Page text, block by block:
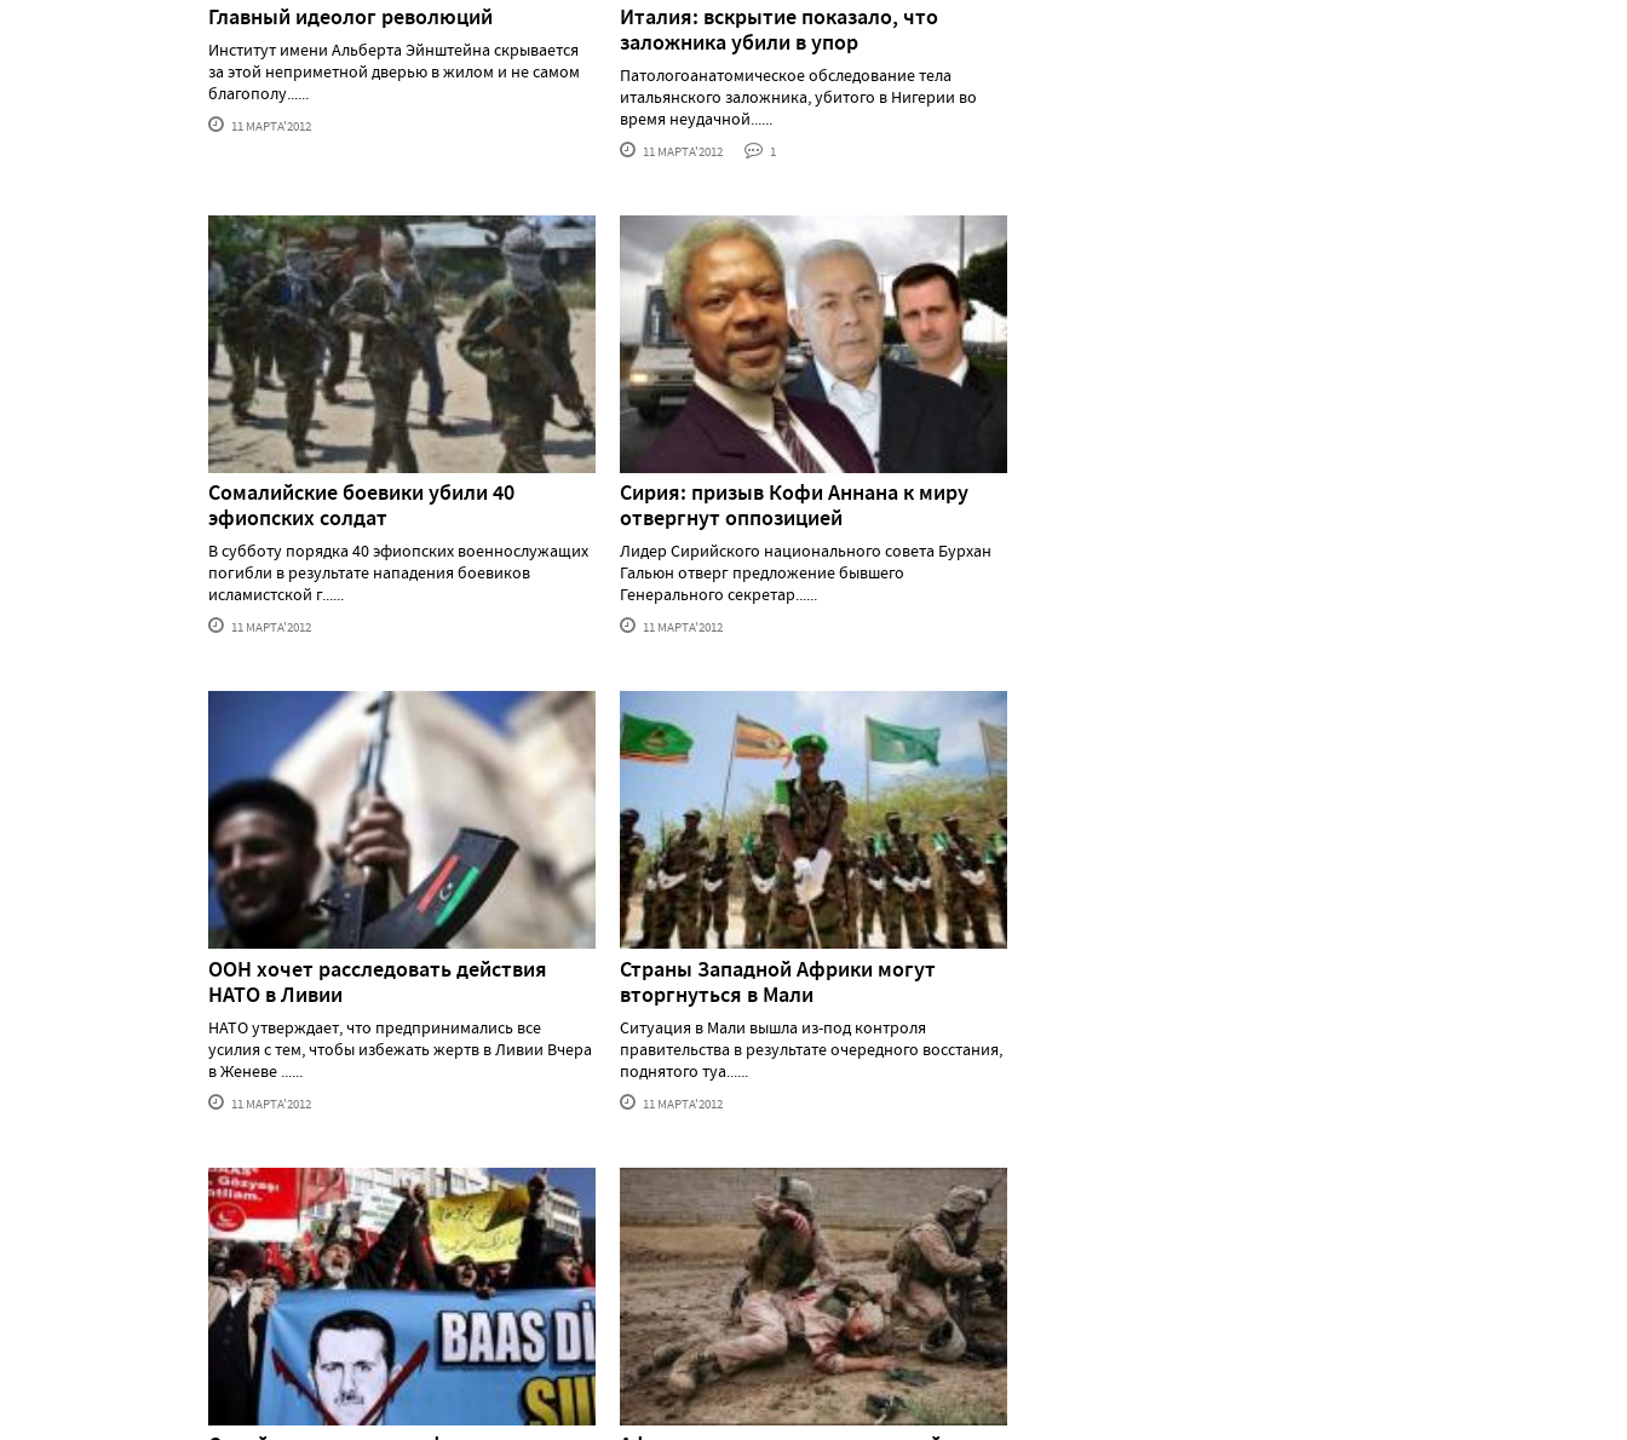
Главный идеолог революций
Институт имени Альберта Эйнштейна скрывается
за этой неприметной дверью в жилом и не самом
благополу......
11 МАРТА'2012
Италия: вскрытие показало, что
заложника убили в упор
Патологоанатомическое обследование тела
итальянского заложника, убитого в Нигерии во
время неудачной......
11 МАРТА'2012 1
Сомалийские боевики убили 40
эфиопских солдат
В субботу порядка 40 эфиопских военнослужащих
погибли в результате нападения боевиков
исламистской г......
11 МАРТА'2012
Сирия: призыв Кофи Аннана к миру
отвергнут оппозицией
Лидер Сирийского национального совета Бурхан
Гальюн отверг предложение бывшего
Генерального секретар......
11 МАРТА'2012
ООН хочет расследовать действия
НАТО в Ливии
НАТО утверждает, что предпринимались все
усилия с тем, чтобы избежать жертв в Ливии Вчера
в Женеве ......
11 МАРТА'2012
Страны Западной Африки могут
вторгнуться в Мали
Ситуация в Мали вышла из-под контроля
правительства в результате очередного восстания,
поднятого туа......
11 МАРТА'2012